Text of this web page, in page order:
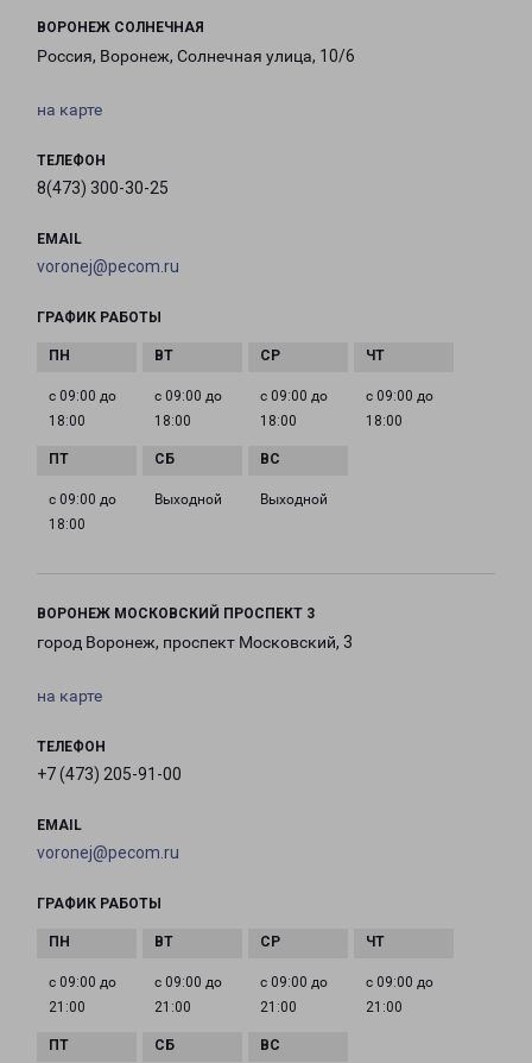
ВОРОНЕЖ СОЛНЕЧНАЯ
Россия, Воронеж, Солнечная улица, 10/6
на карте
ТЕЛЕФОН
8(473) 300-30-25
EMAIL
voronej@pecom.ru
ГРАФИК РАБОТЫ
с 09:00 до
18:00
с 09:00 до
18:00
с 09:00 до
18:00
с 09:00 до
18:00
с 09:00 до
18:00
Выходной Выходной
ВОРОНЕЖ МОСКОВСКИЙ ПРОСПЕКТ 3
город Воронеж, проспект Московский, 3
на карте
ТЕЛЕФОН
+7 (473) 205-91-00
EMAIL
voronej@pecom.ru
ГРАФИК РАБОТЫ
с 09:00 до
21:00
с 09:00 до
21:00
с 09:00 до
21:00
с 09:00 до
21:00